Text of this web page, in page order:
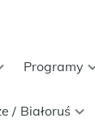
Programy
/ Białoruś